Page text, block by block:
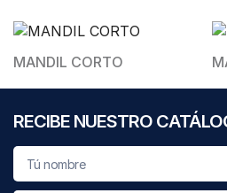
MANDIL CORTO
RECIBE NUESTRO